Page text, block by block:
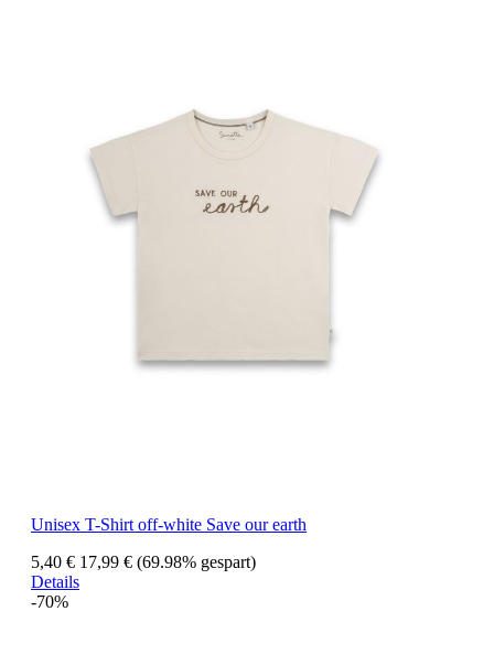
Unisex T-Shirt off-white Save our earth
5,40 € 17,99 € (69.98% gespart)
Details
-70%